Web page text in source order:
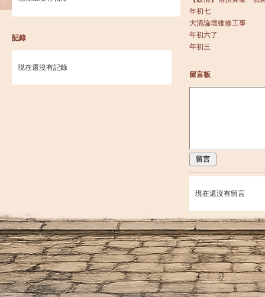
記錄
現在還沒有記錄
年初七
大清論壇維修工事
年初六了
年初三
留言板
留言
現在還沒有留言